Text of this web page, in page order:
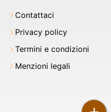
Contattaci
Privacy policy
Termini e condizioni
Menzioni legali